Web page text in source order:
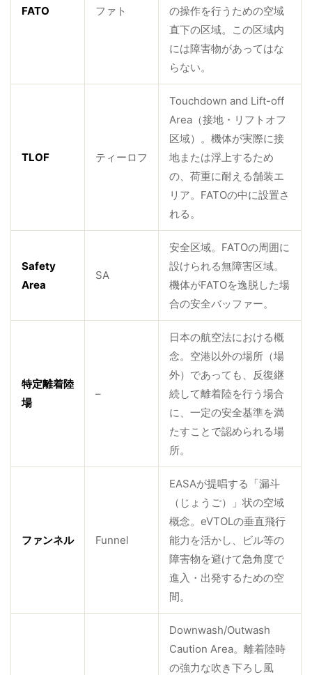
FATO ファト
の操作を行うための空域
直下の区域。この区域内
には障害物があってはな
らない。
TLOF ティーロフ
Touchdown and Lift-off
Area（接地・リフトオフ
区域）。機体が実際に接
地または浮上するため
の、荷重に耐える舗装エ
リア。FATOの中に設置さ
れる。
Safety
Area
SA
安全区域。FATOの周囲に
設けられる無障害区域。
機体がFATOを逸脱した場
合の安全バッファー。
特定離着陸
場
–
日本の航空法における概
念。空港以外の場所（場
外）であっても、反復継
続して離着陸を行う場合
に、一定の安全基準を満
たすことで認められる場
所。
ファンネル Funnel
EASAが提唱する「漏斗
（じょうご）」状の空域
概念。eVTOLの垂直飛行
能力を活かし、ビル等の
障害物を避けて急角度で
進入・出発するための空
間。
Downwash/Outwash
Caution Area。離着陸時
の強力な吹き下ろし風